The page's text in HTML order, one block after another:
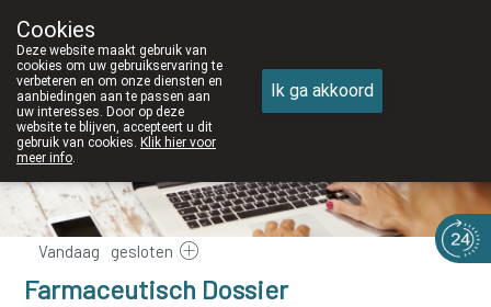
050/82 28 83
Vandaag gesloten
Farmaceutisch Dossier
Cookies
Deze website maakt gebruik van
cookies om uw gebruikservaring te
verbeteren en om onze diensten en
aanbiedingen aan te passen aan
uw interesses. Door op deze
website te blijven, accepteert u dit
gebruik van cookies. Klik hier voor
meer info.
Ik ga akkoord